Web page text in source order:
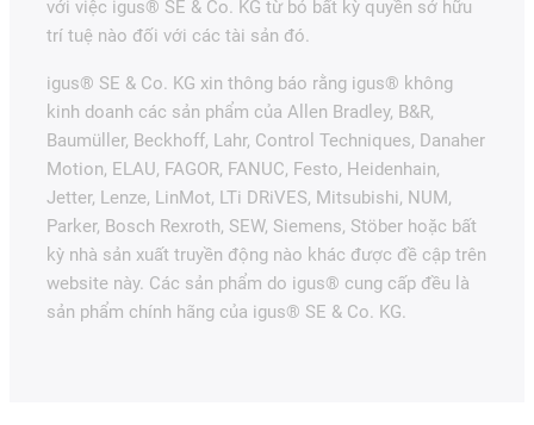
với việc igus® SE & Co. KG từ bỏ bất kỳ quyền sở hữu
trí tuệ nào đối với các tài sản đó.
igus® SE & Co. KG xin thông báo rằng igus® không
kinh doanh các sản phẩm của Allen Bradley, B&R,
Baumüller, Beckhoff, Lahr, Control Techniques, Danaher
Motion, ELAU, FAGOR, FANUC, Festo, Heidenhain,
Jetter, Lenze, LinMot, LTi DRiVES, Mitsubishi, NUM,
Parker, Bosch Rexroth, SEW, Siemens, Stöber hoặc bất
kỳ nhà sản xuất truyền động nào khác được đề cập trên
website này. Các sản phẩm do igus® cung cấp đều là
sản phẩm chính hãng của igus® SE & Co. KG.